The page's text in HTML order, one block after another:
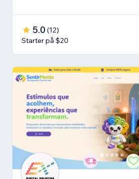
5.0 (12)
Starter på $20